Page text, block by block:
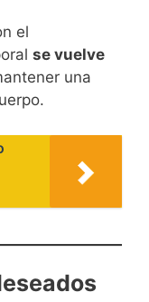
el
se vuelve
una